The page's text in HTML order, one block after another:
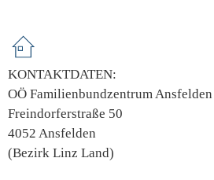
KONTAKTDATEN:
OÖ Familienbundzentrum Ansfelden
Freindorferstraße 50
4052 Ansfelden
(Bezirk Linz Land)